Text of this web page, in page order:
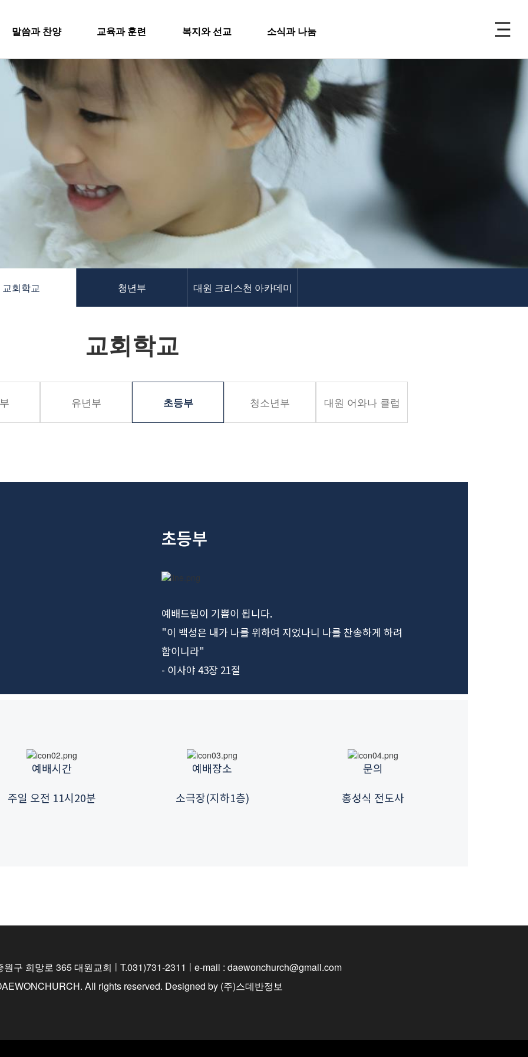
말씀과 찬양
설교
Worship
교육과 훈련
유년부
초등부
대원 크리스천 아카데미
복지와 선교
굿패밀리 복지재단
소식과 나눔
교회주보
교회 앨범
행사 사진
입성식 사진
새가족 사진
교우 가정 심방
공지사항
찬양 교육과 훈련
교회학교
유치부
유년부
초등부
청소년부
청년부
대원 크리스천 아카데미
복지와 선교
굿패밀리 복지재단
대원 전도대
스포츠선교회
국내선교
해외선교
법인후원금내역
소식과 나눔
교회주보
입성식 사진
새가족 사진
행정양식
교회학교 청년부 대원 크리스천 아카데미
교회학교
유년부 초등부 청소년부 대원 어와나 클럽
초등부
예배드림이 기쁨이 됩니다.
"이 백성은 내가 나를 위하여 지었나니 나를 찬송하게 하려
함이니라"
- 이사야 43장 21절
예배시간
주일 오전 11시20분
예배장소
소극장(지하1층)
문의
홍성식 전도사
원구 희망로 365 대원교회 | T.031)731-2311 | e-mail : daewonchurch@gmail.com
All rights reserved. Designed by (주)스데반정보